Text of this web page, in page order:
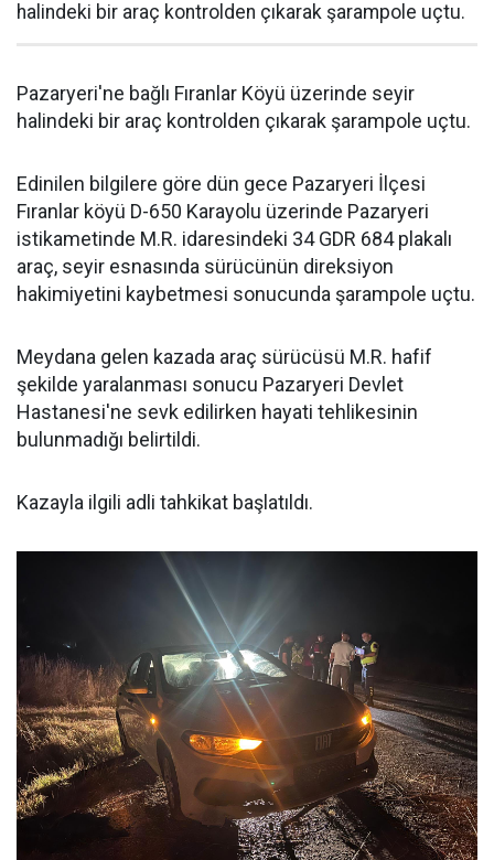
halindeki bir araç kontrolden çıkarak şarampole uçtu.
Pazaryeri'ne bağlı Fıranlar Köyü üzerinde seyir
halindeki bir araç kontrolden çıkarak şarampole uçtu.
Edinilen bilgilere göre dün gece Pazaryeri İlçesi
Fıranlar köyü D-650 Karayolu üzerinde Pazaryeri
istikametinde M.R. idaresindeki 34 GDR 684 plakalı
araç, seyir esnasında sürücünün direksiyon
hakimiyetini kaybetmesi sonucunda şarampole uçtu.
Meydana gelen kazada araç sürücüsü M.R. hafif
şekilde yaralanması sonucu Pazaryeri Devlet
Hastanesi'ne sevk edilirken hayati tehlikesinin
bulunmadığı belirtildi.
Kazayla ilgili adli tahkikat başlatıldı.